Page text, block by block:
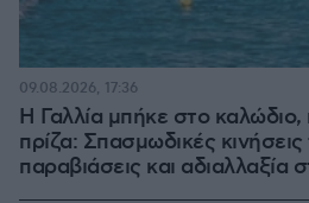
Η Γαλλία μπήκε στο καλώδιο,
πρίζα: Σπασμωδικές
παραβιάσεις και αδιαλλαξία
09.08.2026, 17:36